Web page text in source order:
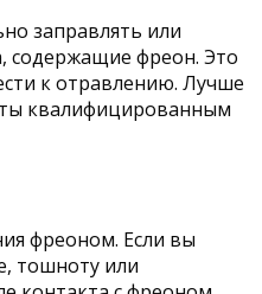
заправлять или
содержащие фреон. Это
к отравлению. Лучше
квалифицированным
фреоном. Если вы
тошноту или